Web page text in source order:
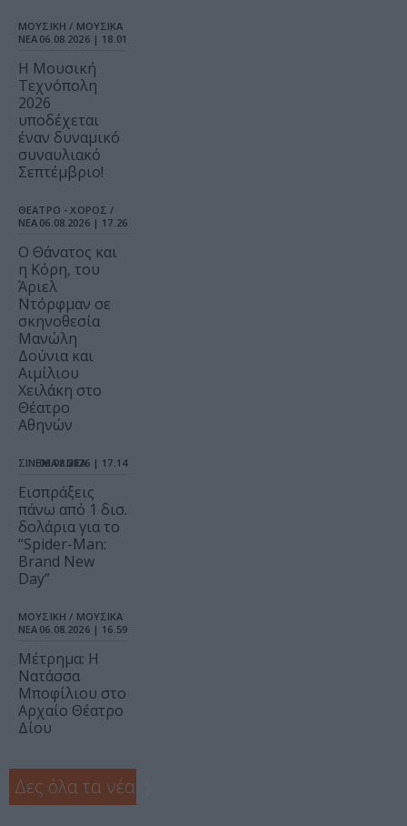
ΜΟΥΣΙΚΗ / ΜΟΥΣΙΚΑ
ΝΕΑ 06.08.2026 | 18.01
Η Μουσική
Τεχνόπολη
2026
υποδέχεται
έναν δυναμικό
συναυλιακό
Σεπτέμβριο!
ΘΕΑΤΡΟ - ΧΟΡΟΣ /
ΝΕΑ 06.08.2026 | 17.26
Ο Θάνατος και
η Κόρη, του
Άριελ
Ντόρφμαν σε
σκηνοθεσία
Μανώλη
Δούνια και
Αιμίλιου
Χειλάκη στο
Θέατρο
Αθηνών
ΣΙΝΕΜΑ / ΝΕΑ
06.08.2026 | 17.14
Εισπράξεις
πάνω από 1 δισ.
δολάρια για το
“Spider-Man:
Brand New
Day”
ΜΟΥΣΙΚΗ / ΜΟΥΣΙΚΑ
ΝΕΑ 06.08.2026 | 16.59
Μέτρημα: Η
Νατάσσα
Μποφίλιου στο
Αρχαίο Θέατρο
Δίου
Δες όλα τα νέα